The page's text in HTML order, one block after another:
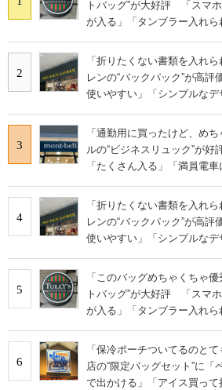
トバッグ”が大好評 「スマ
が入る」「タンブラー入れら
2
「折りたくない書類を入れ
レンの“バックパック”が高
使いやすい」「シンプルなデ
3
「通勤用に買ったけど、め
ルの“ビジネスリュック”が
「たくさん入る」「満員電
4
「折りたくない書類を入れ
レンの“バックパック”が高
使いやすい」「シンプルなデ
5
「このバッグめちゃくちゃ
トバッグ”が大好評 「スマ
が入る」「タンブラー入れら
6
「保冷ポーチついてるのと
店の“限定バッグセット”に
で出かける」「アイス買っ